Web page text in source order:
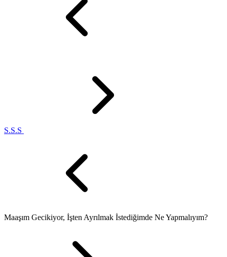
S.S.S
Maaşım Gecikiyor, İşten Ayrılmak İstediğimde Ne Yapmalıyım?